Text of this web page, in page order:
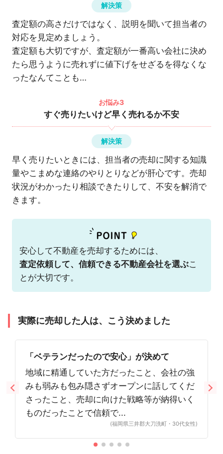
解決策
査定額の高さだけではなく、説明を聞いて担当者の
対応を見定めましょう。
査定額も大切ですが、査定額が一番高い会社に決め
たら思うように売れずに値下げをせざるを得なくな
ったなんてことも…
お悩み3
すぐ売りたいけど早く売れるか不安
解決策
早く売りたいときには、担当者の売却に関する知識
量やこまめな連絡のやりとりなどが肝心です。売却
状況がわかったり相談できたりして、不安を解消で
きます。
安心して不動産を売却するためには、
査定依頼して、信頼できる不動産会社を選ぶこ
とが大切です。
実際に売却した人は、こう決めました
「ベテランだったので安心」が決めて
地域に精通していた方だったこと、会社の強
みも弱みも包み隠さずオープンに話してくだ
さったこと、売却に向けた戦略等が納得いく
ものだったことで信頼で...
(福岡県三井郡大刀洗町・30代女性)